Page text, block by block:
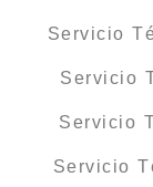
Servicio
Servicio
Servicio
Servicio